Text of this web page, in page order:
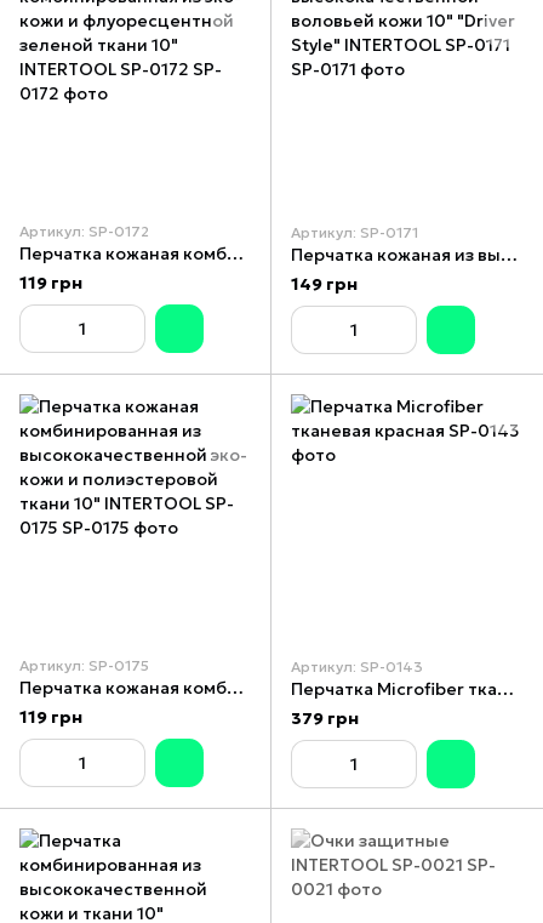
Артикул: SP-0172
Перчатка кожаная комбинированная из эко- кожи и флуоресцентной зеленой ткани 10" INTERTOOL SP-0172
119 грн
Артикул: SP-0171
Перчатка кожаная из высококачественной воловьей кожи 10" "Driver Style" INTERTOOL SP-0171
149 грн
Артикул: SP-0175
Перчатка кожаная комбинированная из высококачественной эко-кожи и полиэстеровой ткани 10" INTERTOOL SP-0175
119 грн
Артикул: SP-0143
Перчатка Microfiber тканевая красная
379 грн